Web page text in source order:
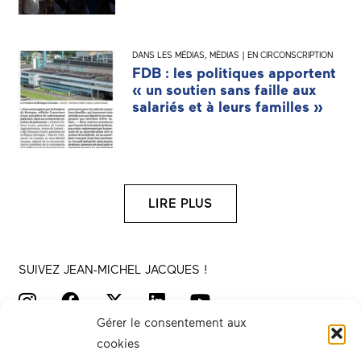
Gérer le consentement aux
cookies
DANS LES MÉDIAS, MÉDIAS | EN CIRCONSCRIPTION
FDB : les politiques apportent
« un soutien sans faille aux
salariés et à leurs familles »
LIRE PLUS
SUIVEZ JEAN-MICHEL JACQUES !